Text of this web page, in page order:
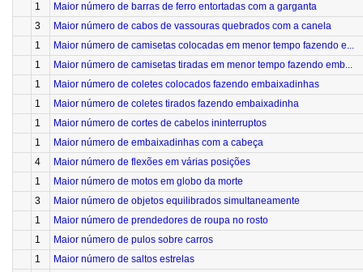
1
Maior número de barras de ferro entortadas com a garganta
3
Maior número de cabos de vassouras quebrados com a canela
1
Maior número de camisetas colocadas em menor tempo fazendo e...
1
Maior número de camisetas tiradas em menor tempo fazendo emb...
1
Maior número de coletes colocados fazendo embaixadinhas
1
Maior número de coletes tirados fazendo embaixadinha
1
Maior número de cortes de cabelos ininterruptos
1
Maior número de embaixadinhas com a cabeça
4
Maior número de flexões em várias posições
1
Maior número de motos em globo da morte
3
Maior número de objetos equilibrados simultaneamente
1
Maior número de prendedores de roupa no rosto
1
Maior número de pulos sobre carros
1
Maior número de saltos estrelas